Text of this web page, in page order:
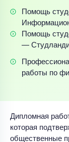
Помощь
Помощь
—
работы по
Дипломная
которая
общественные